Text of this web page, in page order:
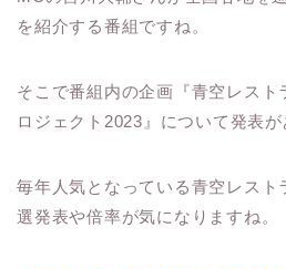
を紹介する番組ですね。
そこで番組内の企画『青空レス
ロジェクト2023』について発表が
毎年人気となっている青空レスト
選発表や倍率が気になりますね。